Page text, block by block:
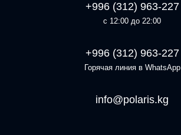
+996 (312) 963-227
с 12:00 до 22:00
+996 (312) 963-227
Горячая линия в WhatsApp
info@polaris.kg